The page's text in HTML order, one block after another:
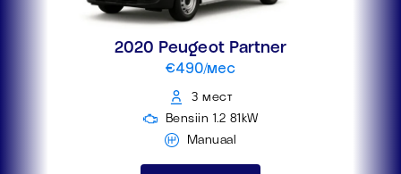
2020 Peugeot Partner
€490/мес
3 мест
Bensiin 1.2 81kW
Manuaal